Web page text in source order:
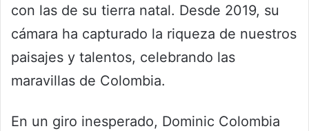
con las de su tierra natal. Desde 2019, su
cámara ha capturado la riqueza de nuestros
paisajes y talentos, celebrando las
maravillas de Colombia.
En un giro inesperado, Dominic Colombia